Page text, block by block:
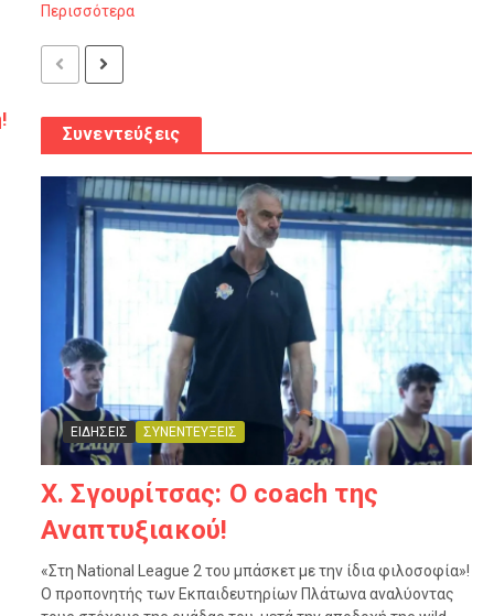
Περισσότερα
Συνεντεύξεις
ΕΙΔΗΣΕΙΣ ΣΥΝΕΝΤΕΥΞΕΙΣ
Χ. Σγουρίτσας: O coach της
Αναπτυξιακού!
«Στη National League 2 του μπάσκετ με την ίδια φιλοσοφία»!
Ο προπονητής των Εκπαιδευτηρίων Πλάτωνα αναλύοντας